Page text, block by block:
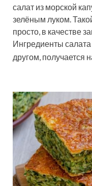
салат из морской
зелёным луком.
просто, в качестве
Ингредиенты
другом, получается